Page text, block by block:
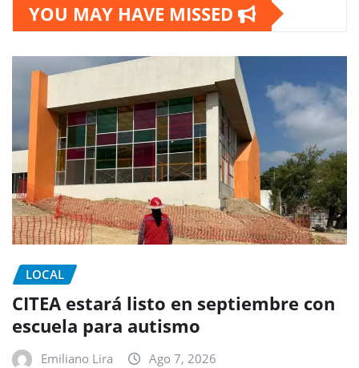
YOU MAY HAVE MISSED
LOCAL
CITEA estará listo en septiembre con
escuela para autismo
Emiliano Lira Ago 7, 2026